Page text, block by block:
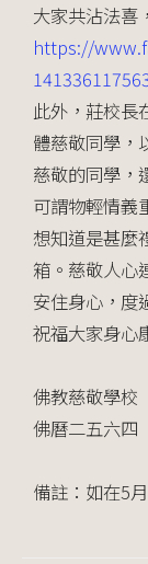
大家共沾法喜
https://
此外，莊校長
體慈敬同學，
慈敬的同學，
可謂物輕情義
想知道是甚麼
箱。慈敬人心
安住身心， 度
祝福大家身心
佛教慈敬學校
佛曆二五六四
備註：如在5